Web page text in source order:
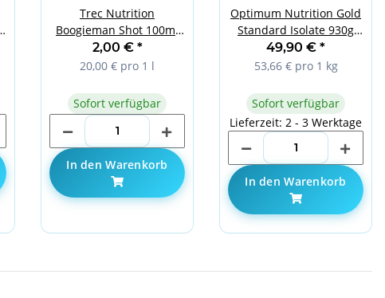
Trec Nutrition
Boogieman Shot 100ml
Forrest Fruit
2,00 € *
20,00 € pro 1 l
Sofort verfügbar
In den Warenkorb
Optimum Nutrition Gold
Standard Isolate 930g
Strawberry
49,90 € *
53,66 € pro 1 kg
Sofort verfügbar
Lieferzeit: 2 - 3 Werktage
In den Warenkorb